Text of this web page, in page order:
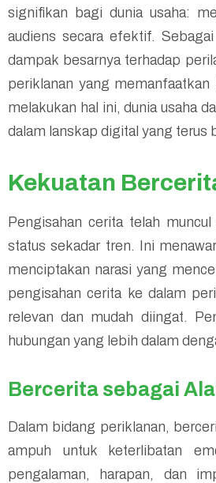
signifikan bagi dunia usaha:
audiens secara efektif.
dampak besarnya terhadap
periklanan yang
melakukan hal ini, dunia usaha
dalam lanskap digital yang terus
Kekuatan
Pengisahan cerita telah
status sekadar tren. Ini
menciptakan narasi yang
pengisahan cerita ke dalam
relevan dan mudah diingat.
hubungan yang lebih dalam
Bercerita sebagai
Dalam bidang periklanan,
ampuh untuk keterlibatan
pengalaman, harapan, dan